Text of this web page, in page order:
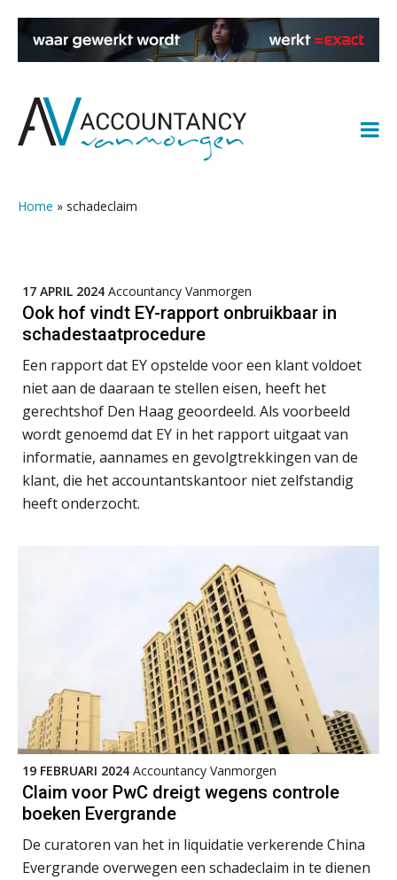
naar
naar
naar
naar
Home » schadeclaim
17 APRIL 2024 Accountancy Vanmorgen
Ook hof vindt EY-rapport onbruikbaar in
schadestaatprocedure
Een rapport dat EY opstelde voor een klant voldoet
niet aan de daaraan te stellen eisen, heeft het
gerechtshof Den Haag geoordeeld. Als voorbeeld
wordt genoemd dat EY in het rapport uitgaat van
informatie, aannames en gevolgtrekkingen van de
klant, die het accountantskantoor niet zelfstandig
heeft onderzocht.
19 FEBRUARI 2024 Accountancy Vanmorgen
Claim voor PwC dreigt wegens controle
boeken Evergrande
De curatoren van het in liquidatie verkerende China
Evergrande overwegen een schadeclaim in te dienen
bij gedrag”
Private equity in accountancy: drie
advies is
ICT & AI | De accountant als
Dashboard voor
administratiekantoren: al je klanten in
één overzicht
De vijf grootste uitdagingen in
capaciteitsplanning
Waarom het huidige verdienmodel
van accountants verleden tijd is
Wie is de eerste? De AI-revolutie
waar elk kantoor op wacht.
Hoe snellere straatjes het zicht op
datakwaliteit vertroebelen
‘De accountant is essentieel voor
ondernemers in het mkb’
Waarom een VOF-contract net zo
belangrijk is als het zakelijk plan zelf